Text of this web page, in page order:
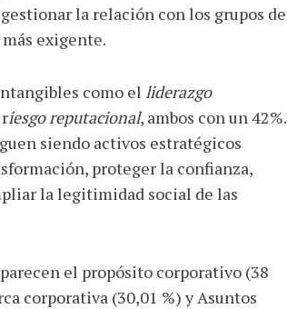
la relación con los grupos de
exigente.
como el liderazgo
iesgo reputacional, ambos con un 42%.
siendo activos estratégicos
proteger la confianza,
la legitimidad social de las
el propósito corporativo (38
corporativa (30,01 %) y Asuntos